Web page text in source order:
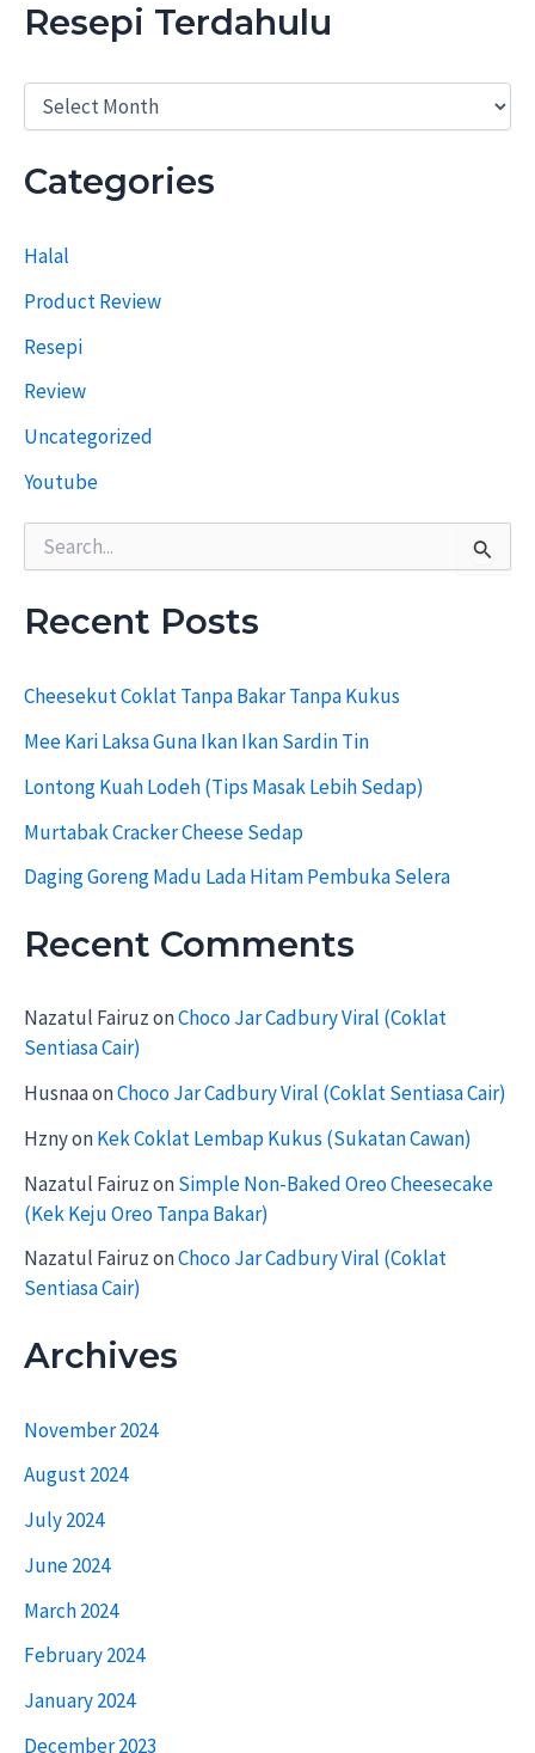
Resepi Terdahulu
R
e
p
e
d
h
u
l
u
Categories
Halal
Product Review
Resepi
Review
Uncategorized
Youtube
r
c
o
:
Recent Posts
Cheesekut Coklat Tanpa Bakar Tanpa Kukus
Mee Kari Laksa Guna Ikan Ikan Sardin Tin
Lontong Kuah Lodeh (Tips Masak Lebih Sedap)
Murtabak Cracker Cheese Sedap
Daging Goreng Madu Lada Hitam Pembuka Selera
Recent Comments
Nazatul FairuzonChoco Jar Cadbury Viral (Coklat
Sentiasa Cair)
HusnaaonChoco Jar Cadbury Viral (Coklat Sentiasa Cair)
HznyonKek Coklat Lembap Kukus (Sukatan Cawan)
Nazatul FairuzonSimple Non-Baked Oreo Cheesecake
(Kek Keju Oreo Tanpa Bakar)
Nazatul FairuzonChoco Jar Cadbury Viral (Coklat
Sentiasa Cair)
Archives
November 2024
August 2024
July 2024
June 2024
March 2024
February 2024
January 2024
December 2023